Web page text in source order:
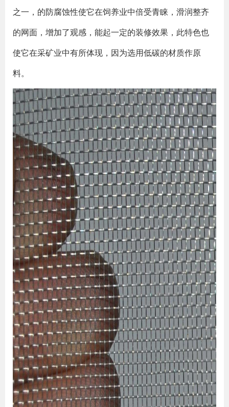
之一，的防腐蚀性使它在饲养业中倍受青睐，滑润整齐
的网面，增加了观感，能起一定的装修效果，此特色也
使它在采矿业中有所体现，因为选用低碳的材质作原
料。